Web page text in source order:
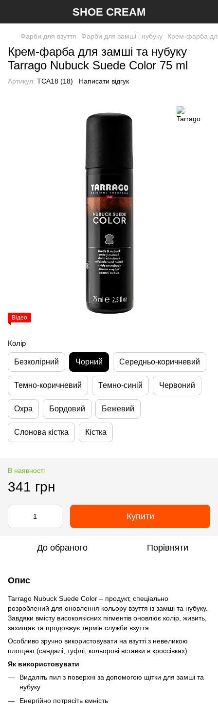
SHOE CREAM
Фарби для взуття Фарби для замші і нубуку Крем-фарба
Крем-фарба для замші та нубуку
Tarrago Nubuck Suede Color 75 ml
Артикул: TCA18 (18) Написати відгук
Відео
Колір
Безколірний Чорний Середньо-коричневий
Темно-коричневий Темно-синій Червоний
Охра Бордовий Бежевий
Слонова кістка Кістка
В наявності
341 грн
Купити
До обраного Порівняти
Опис
Tarrago Nubuck Suede Color – продукт, спеціально
розроблений для оновлення кольору взуття із замші та нубуку.
Завдяки вмісту високоякісних пігментів оновлює колір, живить,
захищає та продовжує термін служби взуття.
Особливо зручно використовувати на взутті з невеликою
площею (сандалі, туфлі, кольорові вставки в кроссівках).
Як використовувати
Видаліть пил з поверхні за допомогою щітки для замші та
нубуку
Енергійно потрясіть ємність